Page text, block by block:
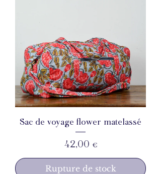
Sac de voyage flower matelassé
Prix
42,00 €
Rupture de stock